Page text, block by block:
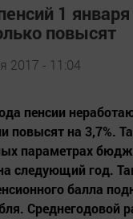
1
повысят
2017 - 11:04
пенсии
повысят на 3,7%.
параметрах
следующий год.
балла
Среднегодовой